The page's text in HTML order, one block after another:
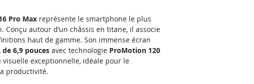
Pro Max représente le smartphone le plus
Conçu autour d’un châssis en titane, il associe
haut de gamme. Son immense écran
de 6,9 pouces avec technologie ProMotion 120
exceptionnelle, idéale pour le
productivité.